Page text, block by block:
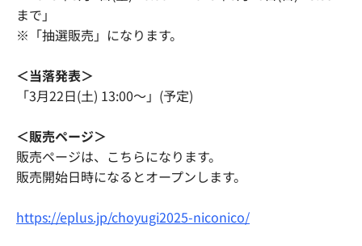
まで」
※「抽選販売」になります。
＜当落発表＞
「3月22日(土) 13:00〜」(予定)
＜販売ページ＞
販売ページは、こちらになります。
販売開始日時になるとオープンします。
https://eplus.jp/choyugi2025-niconico/